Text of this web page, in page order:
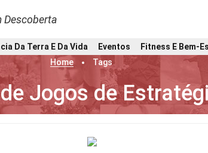
Descoberta
Da Terra E Da Vida Eventos Fitness E Bem-
Home
Tags
Jogos de